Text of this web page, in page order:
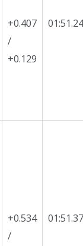
+0.407
/
+0.129
+0.534
/